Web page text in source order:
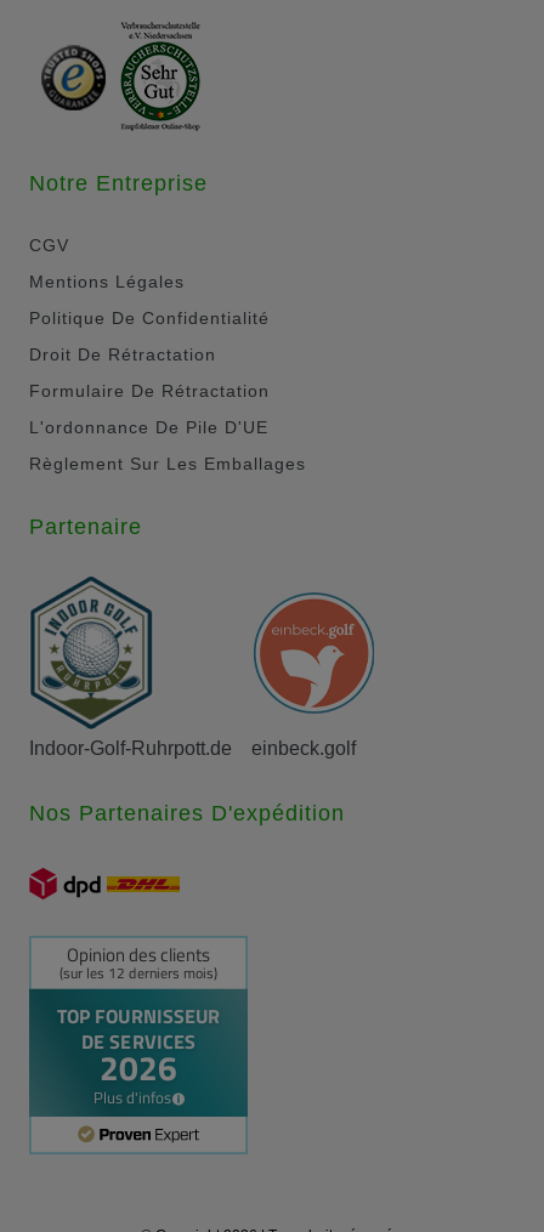
Notre Entreprise
CGV
Mentions Légales
Politique De Confidentialité
Droit De Rétractation
Formulaire De Rétractation
L'ordonnance De Pile D'UE
Règlement Sur Les Emballages
Partenaire
Indoor-Golf-Ruhrpott.de einbeck.golf
Nos Partenaires D'expédition